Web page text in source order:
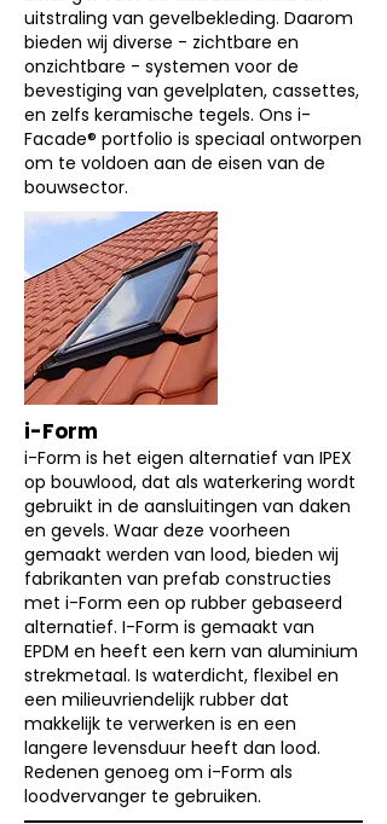
uitstraling van gevelbekleding. Daarom
bieden wij diverse - zichtbare en
onzichtbare - systemen voor de
bevestiging van gevelplaten, cassettes,
en zelfs keramische tegels. Ons i-
Facade® portfolio is speciaal ontworpen
om te voldoen aan de eisen van de
bouwsector.
i-Form
i-Form is het eigen alternatief van IPEX
op bouwlood, dat als waterkering wordt
gebruikt in de aansluitingen van daken
en gevels. Waar deze voorheen
gemaakt werden van lood, bieden wij
fabrikanten van prefab constructies
met i-Form een op rubber gebaseerd
alternatief. I-Form is gemaakt van
EPDM en heeft een kern van aluminium
strekmetaal. Is waterdicht, flexibel en
een milieuvriendelijk rubber dat
makkelijk te verwerken is en een
langere levensduur heeft dan lood.
Redenen genoeg om i-Form als
loodvervanger te gebruiken.